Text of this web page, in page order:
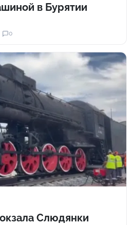
в Бурятии
0
Слюдянки